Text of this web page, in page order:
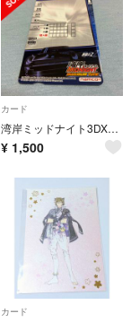
カード
湾岸ミッドナイト3DX+ 新品カード
¥ 1,500
カード